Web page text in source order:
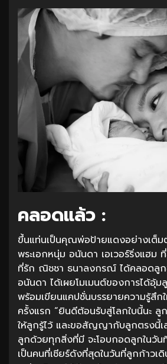
คลอดแล้ว :
ขึ้นแท่นเป็นคุณพ่อป้ายแดงอย่างเต็ม
พระเอกหนุ่ม อนันดา เอเวอร์ริ่งแฮม
ที่รัก ณิชชา ธนาลงกรณ์ ได้คลอดลูก
อนันดา ได้เผยโมเมนต์ของการได้อุ้ม
พร้อมเขียนแคปชั่นบรรยายความรู้สึก
ครั้งแรก “ยินดีต้อนรับสู่โลกใบนี้นะ ลู
ให้ลูกรู้ไว้ และขอสัญญากับลูกตรงนี้เ
ลูกด้วยทุกสิ่งที่มี จะโอบกอดลูกในวัน
เป็นคนที่เชียร์ดังที่สุดในวันที่ลูกก้าวเ